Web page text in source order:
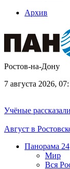
Архив
Ростов-на-Дону
7 августа 2026,
Учёные
Август в
Панорама 24
Мир
Вся